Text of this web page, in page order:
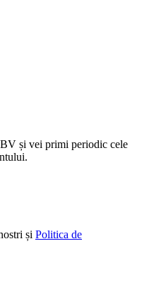
și vei primi periodic cele
și Politica de